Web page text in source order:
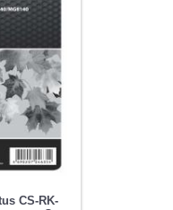
CS-RK-